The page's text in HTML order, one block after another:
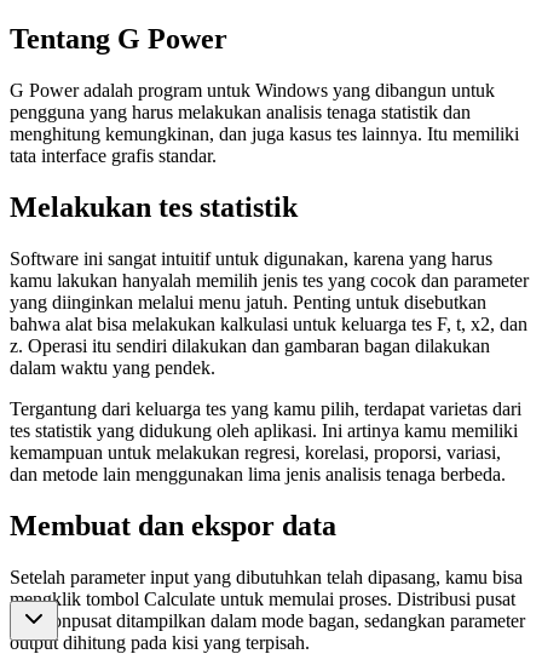
Tentang G Power
G Power adalah program untuk Windows yang dibangun untuk
pengguna yang harus melakukan analisis tenaga statistik dan
menghitung kemungkinan, dan juga kasus tes lainnya. Itu memiliki
tata interface grafis standar.
Melakukan tes statistik
Software ini sangat intuitif untuk digunakan, karena yang harus
kamu lakukan hanyalah memilih jenis tes yang cocok dan parameter
yang diinginkan melalui menu jatuh. Penting untuk disebutkan
bahwa alat bisa melakukan kalkulasi untuk keluarga tes F, t, x2, dan
z. Operasi itu sendiri dilakukan dan gambaran bagan dilakukan
dalam waktu yang pendek.
Tergantung dari keluarga tes yang kamu pilih, terdapat varietas dari
tes statistik yang didukung oleh aplikasi. Ini artinya kamu memiliki
kemampuan untuk melakukan regresi, korelasi, proporsi, variasi,
dan metode lain menggunakan lima jenis analisis tenaga berbeda.
Membuat dan ekspor data
Setelah parameter input yang dibutuhkan telah dipasang, kamu bisa
mengklik tombol Calculate untuk memulai proses. Distribusi pusat
dan nonpusat ditampilkan dalam mode bagan, sedangkan parameter
output dihitung pada kisi yang terpisah.